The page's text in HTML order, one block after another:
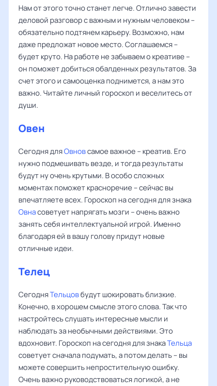
Нам от этого точно станет легче. Отлично завести
деловой разговор с важным и нужным человеком –
обязательно подтянем карьеру. Возможно, нам
даже предложат новое место. Соглашаемся –
будет круто. На работе не забываем о креативе –
он поможет добиться обалденных результатов. За
счет этого и самооценка поднимется, а нам это
важно. Читайте личный гороскоп и веселитесь от
души.
Овен
Сегодня дляОвновсамое важное – креатив. Его
нужно подмешивать везде, и тогда результаты
будут ну очень крутыми. В особо сложных
моментах поможет красноречие – сейчас вы
впечатляете всех. Гороскоп на сегодня для знака
Овнасоветует напрягать мозги – очень важно
занять себя интеллектуальной игрой. Именно
благодаря ей в вашу голову придут новые
отличные идеи.
Телец
СегодняТельцовбудут шокировать близкие.
Конечно, в хорошем смысле этого слова. Так что
настройтесь слушать интересные мысли и
наблюдать за необычными действиями. Это
вдохновит. Гороскоп на сегодня для знакаТельца
советует сначала подумать, а потом делать – вы
можете совершить непростительную ошибку.
Очень важно руководствоваться логикой, а не